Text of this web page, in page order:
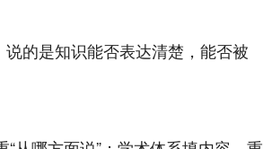
的是知识能否表达清楚，能否被